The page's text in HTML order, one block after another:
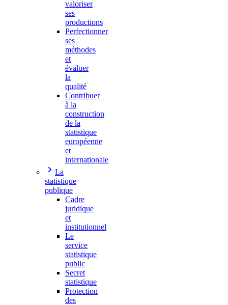
valoriser
ses
productions
Perfectionner
ses
méthodes
et
évaluer
la
qualité
Contribuer
à la
construction
de la
statistique
européenne
et
internationale
La
statistique
publique
Cadre
juridique
et
institutionnel
Le
service
statistique
public
Secret
statistique
Protection
des